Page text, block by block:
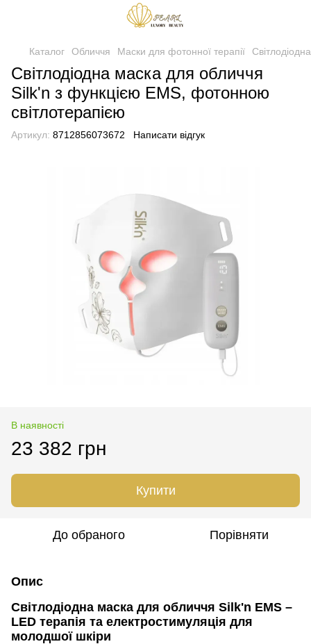
Каталог Обличчя Маски для фотонної терапії
Світлодіодна маска для обличчя
Silk'n з функцією EMS, фотонною
світлотерапією
Артикул: 8712856073672 Написати відгук
В наявності
23 382 грн
Купити
До обраного Порівняти
Опис
Світлодіодна маска для обличчя Silk'n EMS –
LED терапія та електростимуляція для
молодшої шкіри